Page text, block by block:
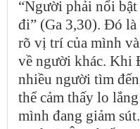
“Người phải nổi
đi” (Ga 3,30). Đó
rõ vị trí của mình
về người khác. Khi
nhiều người tìm
thể cảm thấy lo
mình đang giảm